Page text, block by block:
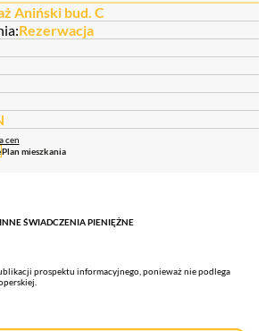
Aniński bud. C
Rezerwacja
cen
Plan mieszkania
INNE ŚWIADCZENIA PIENIĘŻNE
prospektu informacyjnego, ponieważ nie podlega